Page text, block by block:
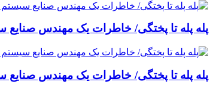
پله پله تا پختگی/ خاطرات یک مهندس صنایع
پله پله تا پختگی/ خاطرات یک مهندس صنایع